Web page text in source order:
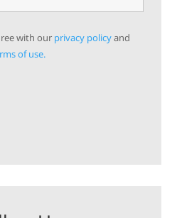
with our privacy policyand
of use.